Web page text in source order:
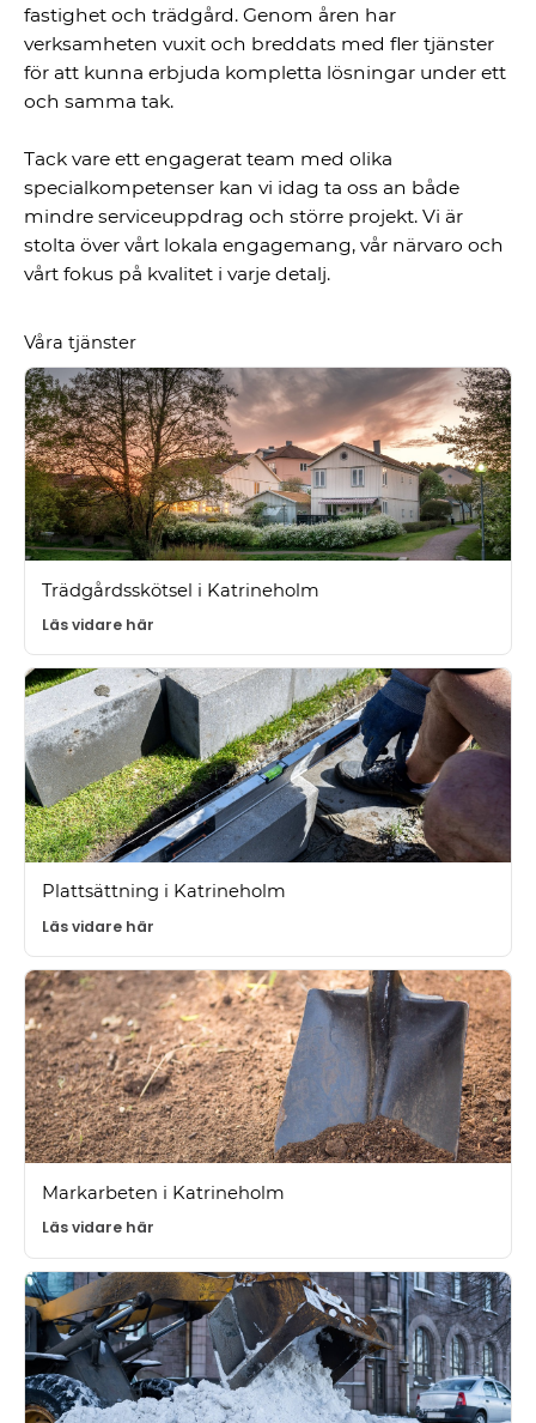
fastighet och trädgård. Genom åren har
verksamheten vuxit och breddats med fler tjänster
för att kunna erbjuda kompletta lösningar under ett
och samma tak.
Tack vare ett engagerat team med olika
specialkompetenser kan vi idag ta oss an både
mindre serviceuppdrag och större projekt. Vi är
stolta över vårt lokala engagemang, vår närvaro och
vårt fokus på kvalitet i varje detalj.
Våra tjänster
Trädgårdsskötsel i Katrineholm
Läs vidare här
Plattsättning i Katrineholm
Läs vidare här
Markarbeten i Katrineholm
Läs vidare här